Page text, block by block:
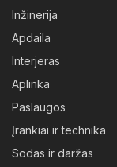
Inžinerija
Apdaila
Interjeras
Aplinka
Paslaugos
Įrankiai ir technika
Sodas ir daržas